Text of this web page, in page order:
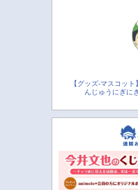
【グッズ-マスコッ
んじゅうにぎに